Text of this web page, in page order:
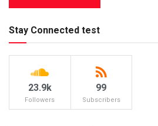
Stay Connected test
23.9k
Followers
99
Subscribers